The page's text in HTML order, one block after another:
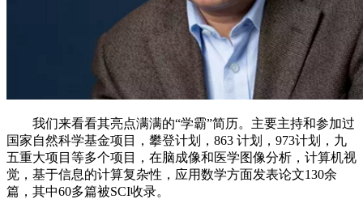
我们来看看其亮点满满的“学霸”简历。主要主持和参加过
国家自然科学基金项目，攀登计划，863 计划，973计划，九
五重大项目等多个项目，在脑成像和医学图像分析，计算机视
觉，基于信息的计算复杂性，应用数学方面发表论文130余
篇，其中60多篇被SCI收录。